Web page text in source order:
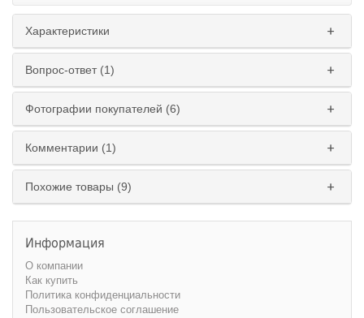
Характеристики
Вопрос-ответ (1)
Фотографии покупателей (6)
Комментарии (1)
Похожие товары (9)
Информация
О компании
Как купить
Политика конфиденциальности
Пользовательское соглашение